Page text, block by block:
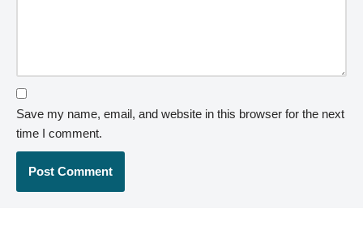
Save my name, email, and website in this browser for the next
time I comment.